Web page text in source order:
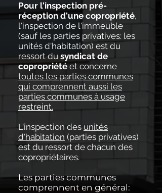
Pour l'inspection pré-
réception d'une copropriété,
l'inspection de l'immeuble
(sauf les parties privatives: les
unités d'habitation) est du
ressort du syndicat de
copropriétéet concerne
toutes les parties communes
qui comprennent aussi les
parties communes à usage
restreint.
L'inspection des unités
d'habitation (parties privatives)
est du ressort de chacun des
copropriétaires.
Les parties communes
comprennent en général: